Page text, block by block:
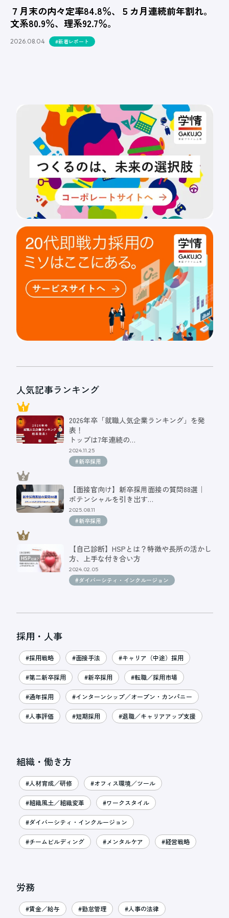
７月末の内々定率84.8％、５カ月連続前年割れ。
文系80.9％、理系92.7％。
2026.08.04 #新着レポート
人気記事ランキング
2026年卒「就職人気企業ランキング」を発
表！
トップは7年連続の…
2024.11.25
#新卒採用
【面接官向け】新卒採用面接の質問88選｜
ポテンシャルを引き出す…
2025.08.11
#新卒採用
【自己診断】HSPとは？特徴や長所の活かし
方、上手な付き合い方
2024.02.05
#ダイバーシティ・インクルージョン
採用・人事
#採用戦略 #面接手法 #キャリア（中途）採用
#第二新卒採用 #新卒採用 #転職／採用市場
#通年採用 #インターンシップ／オープン・カンパニー
#人事評価 #短期採用 #退職／キャリアアップ支援
組織・働き方
#人材育成／研修 #オフィス環境／ツール
#組織風土／組織変革 #ワークスタイル
#ダイバーシティ・インクルージョン
#チームビルディング #メンタルケア #経営戦略
労務
#賃金／給与 #勤怠管理 #人事の法律